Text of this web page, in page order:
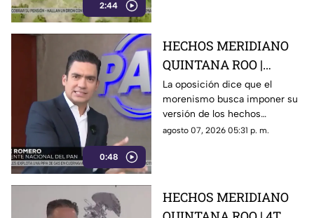
2:44
0:48
HECHOS MERIDIANO
QUINTANA ROO |
Oposición señala que el
morenismo quiere
imponer su versión de
los hechos usando la
La oposición dice que el
morenismo busca imponer su
versión de los hechos
mediante la censura, callar los
agosto 07, 2026 05:31 p. m.
HECHOS MERIDIANO